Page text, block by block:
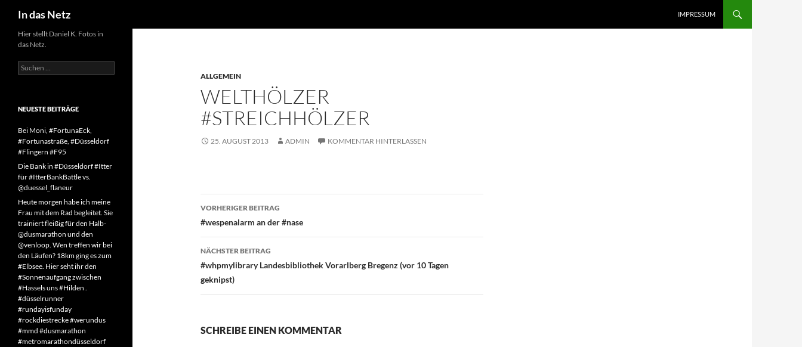
Inhalt
springen
In das Netz IMPRESSUM
ALLGEMEIN
WELTHÖLZER
#STREICHHÖLZER
25. AUGUST 2013 ADMIN KOMMENTAR HINTERLASSEN
Beitragsnavigation
VORHERIGER BEITRAG
#wespenalarm an der #nase
NÄCHSTER BEITRAG
#whpmylibrary Landesbibliothek Vorarlberg Bregenz (vor 10 Tagen
geknipst)
SCHREIBE EINEN KOMMENTAR
Hier stellt Daniel K. Fotos in
das Netz.
Suchen
nach:
NEUESTE BEITRÄGE
Bei Moni, #FortunaEck,
#Fortunastraße, #Düsseldorf
#Flingern #F95
Die Bank in #Düsseldorf #Itter
für #ItterBankBattle vs.
@duessel_flaneur
Heute morgen habe ich meine
Frau mit dem Rad begleitet. Sie
trainiert fleißig für den Halb-
@dusmarathon und den
@venloop. Wen treffen wir bei
den Läufen? 18km ging es zum
#Elbsee. Hier seht ihr den
#Sonnenaufgang zwischen
#Hassels uns #Hilden .
#düsselrunner
#rundayisfunday
#rockdiestrecke #werundus
#mmd #dusmarathon
#metromarathondüsseldorf